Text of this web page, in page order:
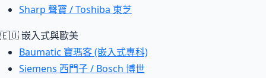
Sharp 聲寶 / Toshiba 東芝
🇪🇺 嵌入式與歐美
Baumatic 寶瑪客 (嵌入式專科)
Siemens 西門子 / Bosch 博世